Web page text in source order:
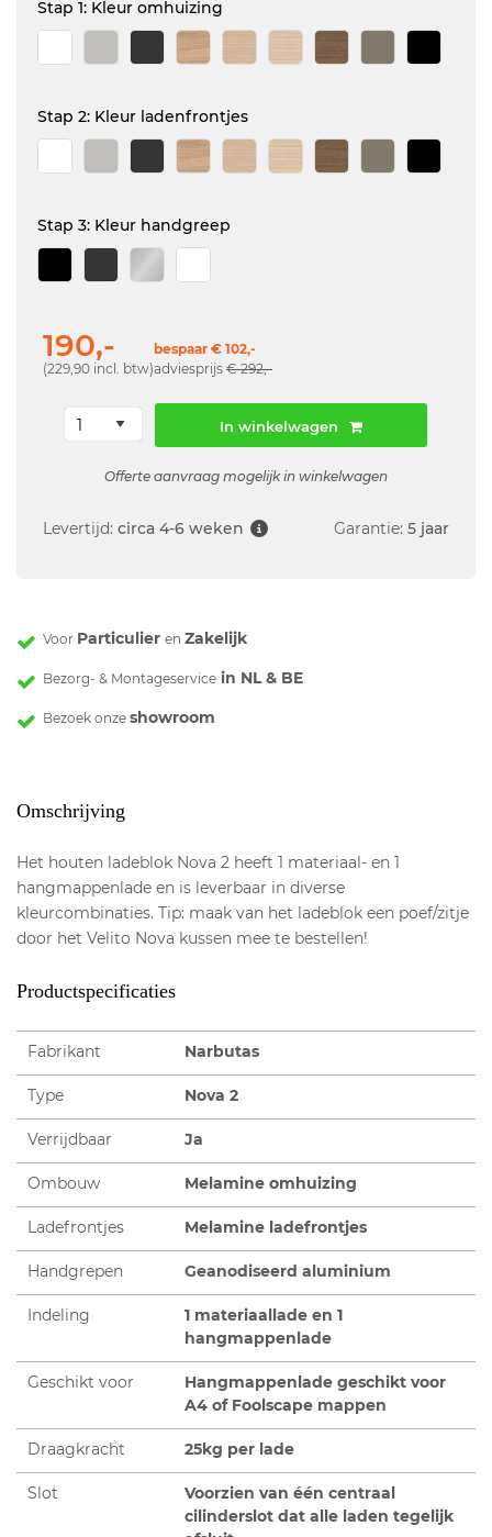
Stap 1: Kleur omhuizing
Stap 2: Kleur ladenfrontjes
Stap 3: Kleur handgreep
190,-
(229,90 incl. btw)
bespaar € 102,-
adviesprijs € 292,-
In winkelwagen
Offerte aanvraag mogelijk in winkelwagen
Levertijd: circa 4-6 weken Garantie: 5 jaar
Voor Particulier en Zakelijk
Bezorg- & Montageservice in NL & BE
Bezoek onze showroom
Omschrijving
Het houten ladeblok Nova 2 heeft 1 materiaal- en 1
hangmappenlade en is leverbaar in diverse
kleurcombinaties. Tip: maak van het ladeblok een poef/zitje
door het Velito Nova kussen mee te bestellen!
Productspecificaties
Fabrikant Narbutas
Type Nova 2
Verrijdbaar Ja
Ombouw Melamine omhuizing
Ladefrontjes Melamine ladefrontjes
Handgrepen Geanodiseerd aluminium
Indeling
1 materiaallade en 1
hangmappenlade
Geschikt voor
Hangmappenlade geschikt voor
A4 of Foolscape mappen
Draagkracht 25kg per lade
Slot
Voorzien van één centraal
cilinderslot dat alle laden tegelijk